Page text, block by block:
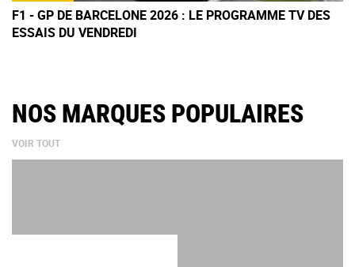
F1 - GP DE BARCELONE 2026 : LE PROGRAMME TV DES
ESSAIS DU VENDREDI
NOS MARQUES POPULAIRES
VOIR TOUT